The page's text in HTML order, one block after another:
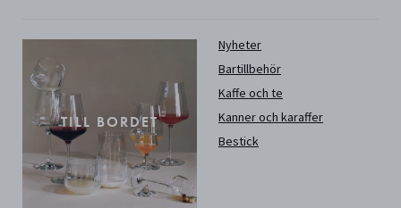
TILL BORDET
Nyheter
Bartillbehör
Kaffe och te
Kanner och karaffer
Bestick